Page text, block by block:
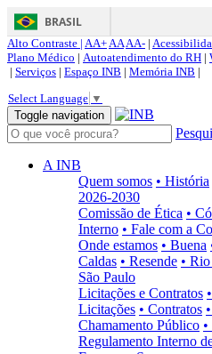
BRASIL
Alto Contraste | AA+AAAA- |
Plano Médico | Autoatendimento do RH |
| Serviços | Espaço INB | Memória INB |
Select Language ▼
Toggle navigation
A INB
Quem somos • História
2026-2030
Comissão de Ética •
Interno • Fale com a
Onde estamos • Buena
Caldas • Resende •
São Paulo
Licitações e Contratos
Licitações • Contratos
Chamamento Público
Regulamento Interno